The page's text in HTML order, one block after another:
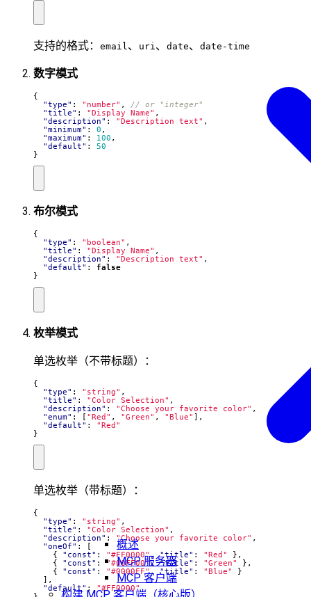
概述
MCP 服务器
MCP 客户端
支持的格式： email 、 uri 、 date、 date-time
数字模式
{
"type" : "number" ,
"title" : "Display Name" ,
"description" : "Description text" ,
"minimum" : 0 ,
"maximum" : 100 ,
"default" :
50
}
布尔模式
{
"type" : "boolean" ,
"title" : "Display Name" ,
"description" : "Description text" ,
"default" :
false
}
枚举模式
单选枚举（不带标题）：
{
"type" : "string" ,
"title" : "Color Selection" ,
"description" : "Choose your favorite color" ,
"enum" : [ "Red" , "Green" , "Blue" ],
"default" :
"Red"
}
单选枚举（带标题）：
{
"type" : "string" ,
"title" : "Color Selection" ,
"description" : "Choose your favorite color" ,
"oneOf" :
{
"const" : "#FF0000", "title" : "Red"
},
{
"const" : "#00FF00", "title" : "Green"
},
{
"const" : "#0000FF", "title" : "Blue"
}
],
"default":
"#FF0000"